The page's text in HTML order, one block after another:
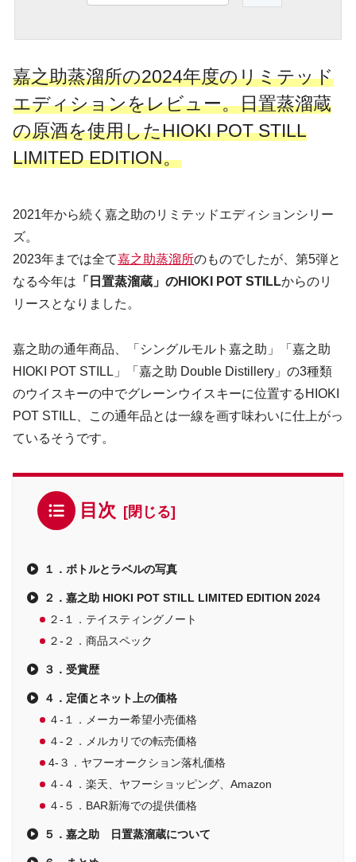
嘉之助蒸溜所の2024年度のリミテッド
エディションをレビュー。日置蒸溜蔵
の原酒を使用したHIOKI POT STILL
LIMITED EDITION。
2021年から続く嘉之助のリミテッドエディションシリー
ズ。
2023年までは全て嘉之助蒸溜所のものでしたが、第5弾と
なる今年は 「日置蒸溜蔵」のHIOKI POT STILLからのリ
リースとなりました。
嘉之助の通年商品、「シングルモルト嘉之助」「嘉之助
HIOKI POT STILL」「嘉之助 Double Distillery」の3種類
のウイスキーの中でグレーンウイスキーに位置するHIOKI
POT STILL、この通年品とは一線を画す味わいに仕上がっ
ているそうです。
目次
１．ボトルとラベルの写真
２．嘉之助 HIOKI POT STILL LIMITED EDITION 2024
２-１．テイスティングノート
２-２．商品スペック
３．受賞歴
４．定価とネット上の価格
４-１．メーカー希望小売価格
４-２．メルカリでの転売価格
4-３．ヤフーオークション落札価格
４-４．楽天、ヤフーショッピング、Amazon
４-５．BAR新海での提供価格
５．嘉之助 日置蒸溜蔵について